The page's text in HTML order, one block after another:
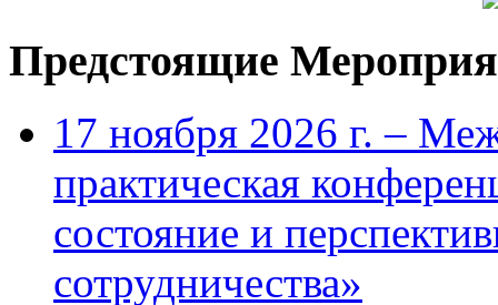
Предстоящие
17 ноября 2026 г. –
практическая
состояние и
сотрудничества»